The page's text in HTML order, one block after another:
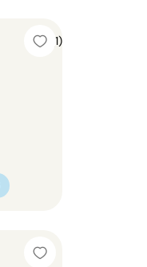
5 (1)